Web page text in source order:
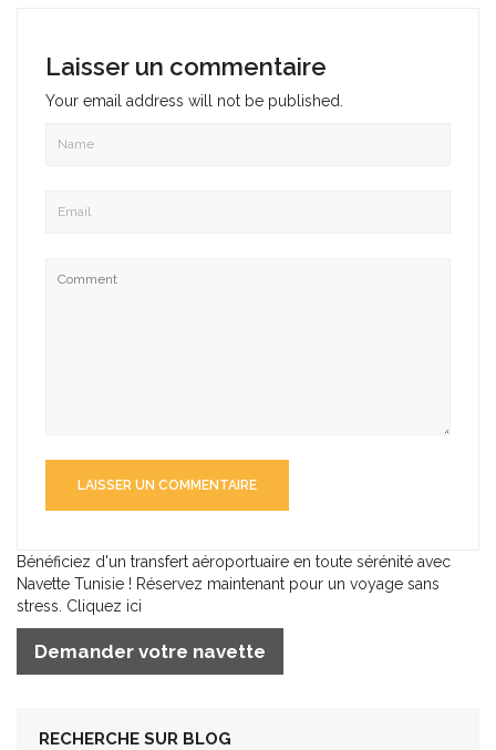
Laisser un commentaire
Your email address will not be published.
Bénéficiez d'un transfert aéroportuaire en toute sérénité avec
Navette Tunisie ! Réservez maintenant pour un voyage sans
stress. Cliquez ici
Demander votre navette
RECHERCHE SUR BLOG